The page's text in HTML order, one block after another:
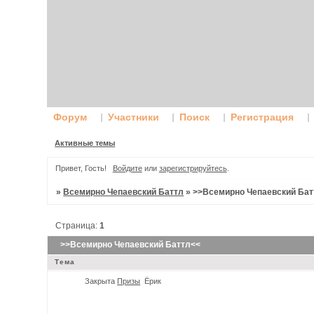
Форум Участники Поиск Регистрация
Активные темы
Привет, Гость! Войдитеили зарегистрируйтесь.
» Всемирно Чепаевский Баттл »>>Всемирно Чепаевский
>>Всемирно Чепаевский Баттл<<
Страница:1
Тема
Закрыта Призы Ёрик